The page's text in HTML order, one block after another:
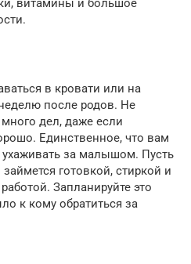
витамины и большое
в кровати или на
после родов. Не
дел, даже если
Единственное, что вам
ухаживать за малышом. Пусть
займется готовкой, стиркой и
Запланируйте это
к кому обратиться за